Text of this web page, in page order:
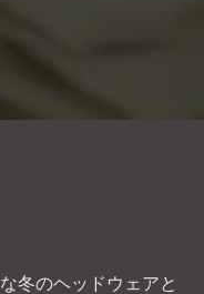
冬のヘッドウェアと